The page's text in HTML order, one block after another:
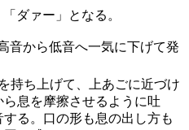
「ダァー」となる。
音から低音へ一気に下げて発
持ち上げて、上あごに近づけ
ら息を摩擦させるように吐
る。口の形も息の出し方も